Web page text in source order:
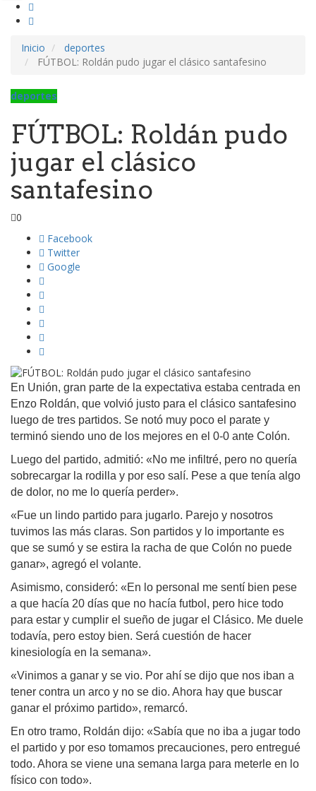
Inicio
deportes
FÚTBOL: Roldán pudo jugar el clásico santafesino
deportes
FÚTBOL: Roldán pudo
jugar el clásico
santafesino
0
Facebook
Twitter
Google
En Unión, gran parte de la expectativa estaba centrada en
Enzo Roldán, que volvió justo para el clásico santafesino
luego de tres partidos. Se notó muy poco el parate y
terminó siendo uno de los mejores en el 0-0 ante Colón.
Luego del partido, admitió: «No me infiltré, pero no quería
sobrecargar la rodilla y por eso salí. Pese a que tenía algo
de dolor, no me lo quería perder».
«Fue un lindo partido para jugarlo. Parejo y nosotros
tuvimos las más claras. Son partidos y lo importante es
que se sumó y se estira la racha de que Colón no puede
ganar», agregó el volante.
Asimismo, consideró: «En lo personal me sentí bien pese
a que hacía 20 días que no hacía futbol, pero hice todo
para estar y cumplir el sueño de jugar el Clásico. Me duele
todavía, pero estoy bien. Será cuestión de hacer
kinesiología en la semana».
«Vinimos a ganar y se vio. Por ahí se dijo que nos iban a
tener contra un arco y no se dio. Ahora hay que buscar
ganar el próximo partido», remarcó.
En otro tramo, Roldán dijo: «Sabía que no iba a jugar todo
el partido y por eso tomamos precauciones, pero entregué
todo. Ahora se viene una semana larga para meterle en lo
físico con todo».